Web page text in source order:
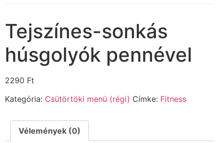
Tejszínes-sonkás
húsgolyók pennével
2290 Ft
Kategória: Csütörtöki menü (régi) Címke: Fitness
Vélemények (0)